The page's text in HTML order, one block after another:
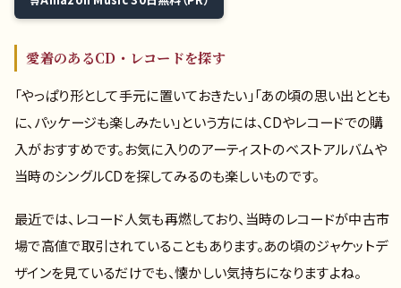
愛着のあるCD・レコードを探す
「やっぱり形として手元に置いておきたい」「あの頃の思い出ととも
に、パッケージも楽しみたい」という方には、CDやレコードでの購
入がおすすめです。お気に入りのアーティストのベストアルバムや
当時のシングルCDを探してみるのも楽しいものです。
最近では、レコード人気も再燃しており、当時のレコードが中古市
場で高値で取引されていることもあります。あの頃のジャケットデ
ザインを見ているだけでも、懐かしい気持ちになりますよね。